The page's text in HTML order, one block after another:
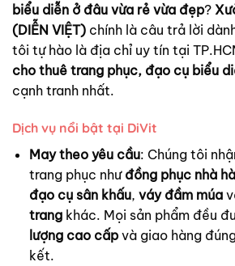
biểu diễn ở đâu vừa rẻ vừa đẹp?
(DIỄN VIỆT) chính là câu trả lời
tôi tự hào là địa chỉ uy tín tại
cho thuê trang phục, đạo cụ biểu
cạnh tranh nhất.
Dịch vụ nổi bật tại DiVit
May theo yêu cầu: Chúng tôi
trang phục như đồng phục nhà
đạo cụ sân khấu, váy đầm múa
trangkhác. Mọi sản phẩm đều
lượng cao cấpvà giao hàng
kết.